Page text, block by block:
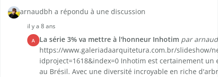
arnaudbh a répondu à une discussion
il y a 8 ans
A La série 3% va mettre à l'honneur Inhotim par
https://www.galeriadaarquitetura.com.br/slideshow/
idproject=1618&index=0 Inhotim est certainement un
au Brésil. Avec une diversité incroyable en riche